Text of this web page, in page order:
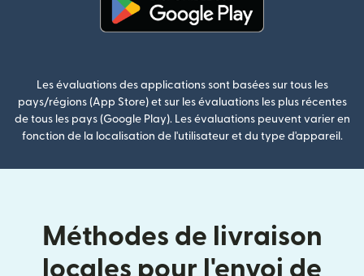
Les évaluations des applications sont basées sur tous les
pays/régions (App Store) et sur les évaluations les plus récentes
de tous les pays (Google Play). Les évaluations peuvent varier en
fonction de la localisation de l'utilisateur et du type d'appareil.
Méthodes de livraison
locales pour l'envoi de